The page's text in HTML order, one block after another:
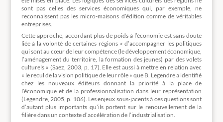
sont pas celles des services économiques qui, par exemple, ne
reconnaissent pas les micro-maisons d’édition comme de véritables
entreprises.
Cette approche, accordant plus de poids à l’économie est sans doute
liée à la volonté de certaines régions « d’accompagner les politiques
qui sont au cœur de leur compétence (le développement économique,
l’aménagement du territoire, la formation des jeunes) par des volets
culturels » (Saez, 2003, p. 17). Elle est aussi à mettre en relation avec
« le recul de la vision politique de leur rôle » que B. Legendre a identifié
chez les nouveaux éditeurs donnant la priorité à la place de
l’économique et de la professionnalisation dans leur représentation
(Legendre, 2005, p. 106). Les enjeux sous-jacents à ces questions sont
d’autant plus importants qu’ils portent sur le renouvellement de la
filière dans un contexte d’accélération de l’industrialisation.